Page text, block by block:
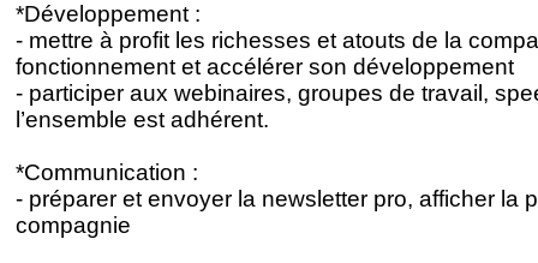
*Développement :
- mettre à profit les richesses et atouts de la
fonctionnement et accélérer son développement
- participer aux webinaires, groupes de travail,
l’ensemble est adhérent.
*Communication :
- préparer et envoyer la newsletter pro, afficher la
compagnie